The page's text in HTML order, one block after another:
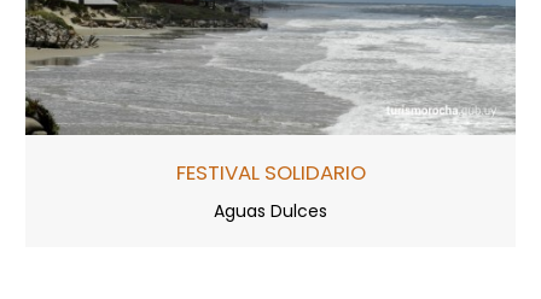
FESTIVAL SOLIDARIO
Aguas Dulces